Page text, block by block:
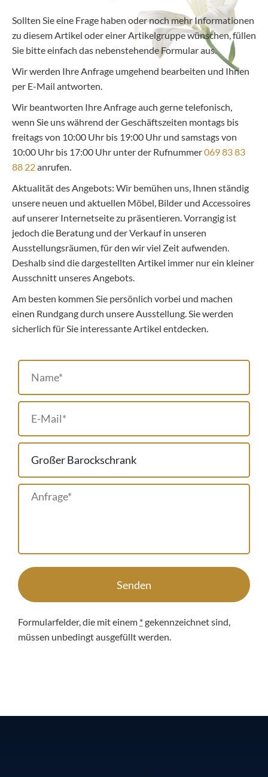
Sollten Sie eine Frage haben oder noch mehr Informationen
zu diesem Artikel oder einer Artikelgruppe wünschen, füllen
Sie bitte einfach das nebenstehende Formular aus.
Wir werden Ihre Anfrage umgehend bearbeiten und Ihnen
per E-Mail antworten.
Wir beantworten Ihre Anfrage auch gerne telefonisch,
wenn Sie uns während der Geschäftszeiten montags bis
freitags von 10:00 Uhr bis 19:00 Uhr und samstags von
10:00 Uhr bis 17:00 Uhr unter der Rufnummer069 83 83
88 22anrufen.
Aktualität des Angebots: Wir bemühen uns, Ihnen ständig
unsere neuen und aktuellen Möbel, Bilder und Accessoires
auf unserer Internetseite zu präsentieren. Vorrangig ist
jedoch die Beratung und der Verkauf in unseren
Ausstellungsräumen, für den wir viel Zeit aufwenden.
Deshalb sind die dargestellten Artikel immer nur ein kleiner
Ausschnitt unseres Angebots.
Am besten kommen Sie persönlich vorbei und machen
einen Rundgang durch unsere Ausstellung. Sie werden
sicherlich für Sie interessante Artikel entdecken.
Senden
Formularfelder, die mit einem *gekennzeichnet sind,
müssen unbedingt ausgefüllt werden.